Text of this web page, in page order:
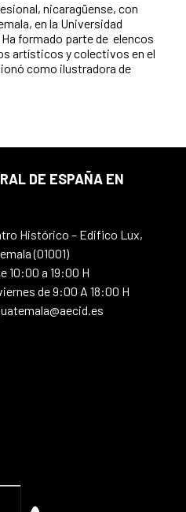
nicaragüense, con
en la Universidad
Ha formado parte de elencos
artísticos y colectivos en el
como ilustradora de
DE ESPAÑA EN
Histórico – Edifico Lux,
(01001)
10:00 a 19:00 H
de 9:00 A 18:00 H